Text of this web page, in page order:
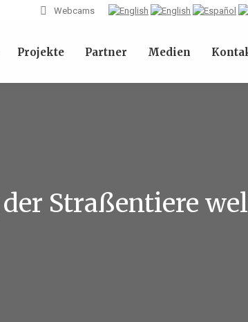
Webcams
Projekte Partner Medien
Straßentiere